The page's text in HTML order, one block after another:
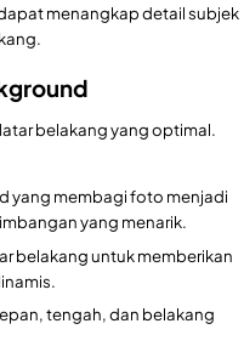
menangkap detail subjek
belakang yang optimal.
yang membagi foto menjadi
yang menarik.
belakang untuk memberikan
tengah, dan belakang